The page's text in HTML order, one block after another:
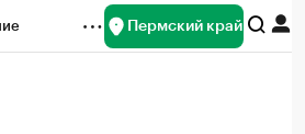
Пермский край